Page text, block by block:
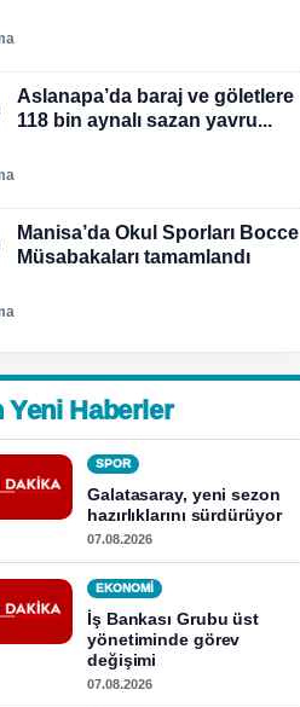
Aslanapa’da baraj ve göletlere
118 bin aynalı sazan yavru...
Manisa’da Okul Sporları Bocce
Müsabakaları tamamlandı
Yeni Haberler
SPOR
Galatasaray, yeni sezon
hazırlıklarını sürdürüyor
07.08.2026
EKONOMI
İş Bankası Grubu üst
yönetiminde görev
değişimi
07.08.2026